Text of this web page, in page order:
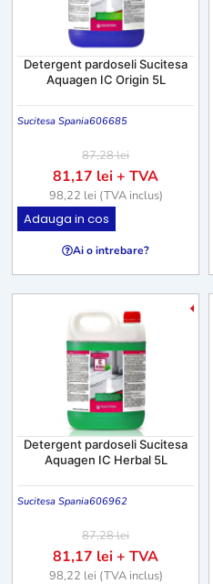
Detergent pardoseli Sucitesa
Aquagen IC Origin 5L
Sucitesa Spania606685
87,28lei
81,17 lei+ TVA
98,22 lei (TVA inclus)
Adauga in cos
Ai o intrebare?
Detergent pardoseli Sucitesa
Aquagen IC Herbal 5L
Sucitesa Spania606962
87,28lei
81,17 lei+ TVA
98,22 lei (TVA inclus)